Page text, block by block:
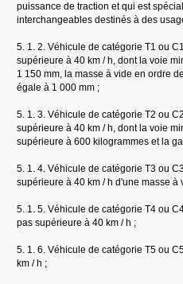
puissance de traction et qui est
interchangeables destinés à des
5. 1. 2. Véhicule de catégorie T1 ou
supérieure à 40 km / h, dont la voie
1 150 mm, la masse à vide en ordre
égale à 1 000 mm ;
5. 1. 3. Véhicule de catégorie T2 ou
supérieure à 40 km / h, dont la voie
supérieure à 600 kilogrammes et la
5. 1. 4. Véhicule de catégorie T3 ou
supérieure à 40 km / h d'une masse
5. 1. 5. Véhicule de catégorie T4 ou
pas supérieure à 40 km / h ;
5. 1. 6. Véhicule de catégorie T5 ou
km / h ;